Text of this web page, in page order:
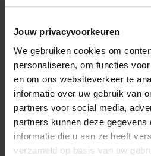
Jouw privacyvoorkeuren
We gebruiken cookies om
personaliseren, om functies
en om ons websiteverkeer te
informatie over uw gebruik van
partners voor social media,
partners kunnen deze
informatie die u aan ze heeft
verzameld op basis van uw
0.25
Kleuren